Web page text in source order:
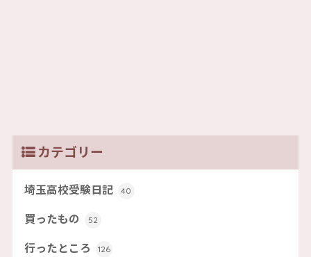
カテゴリー
埼玉高校受験日記 40
買ったもの 52
行ったところ 126